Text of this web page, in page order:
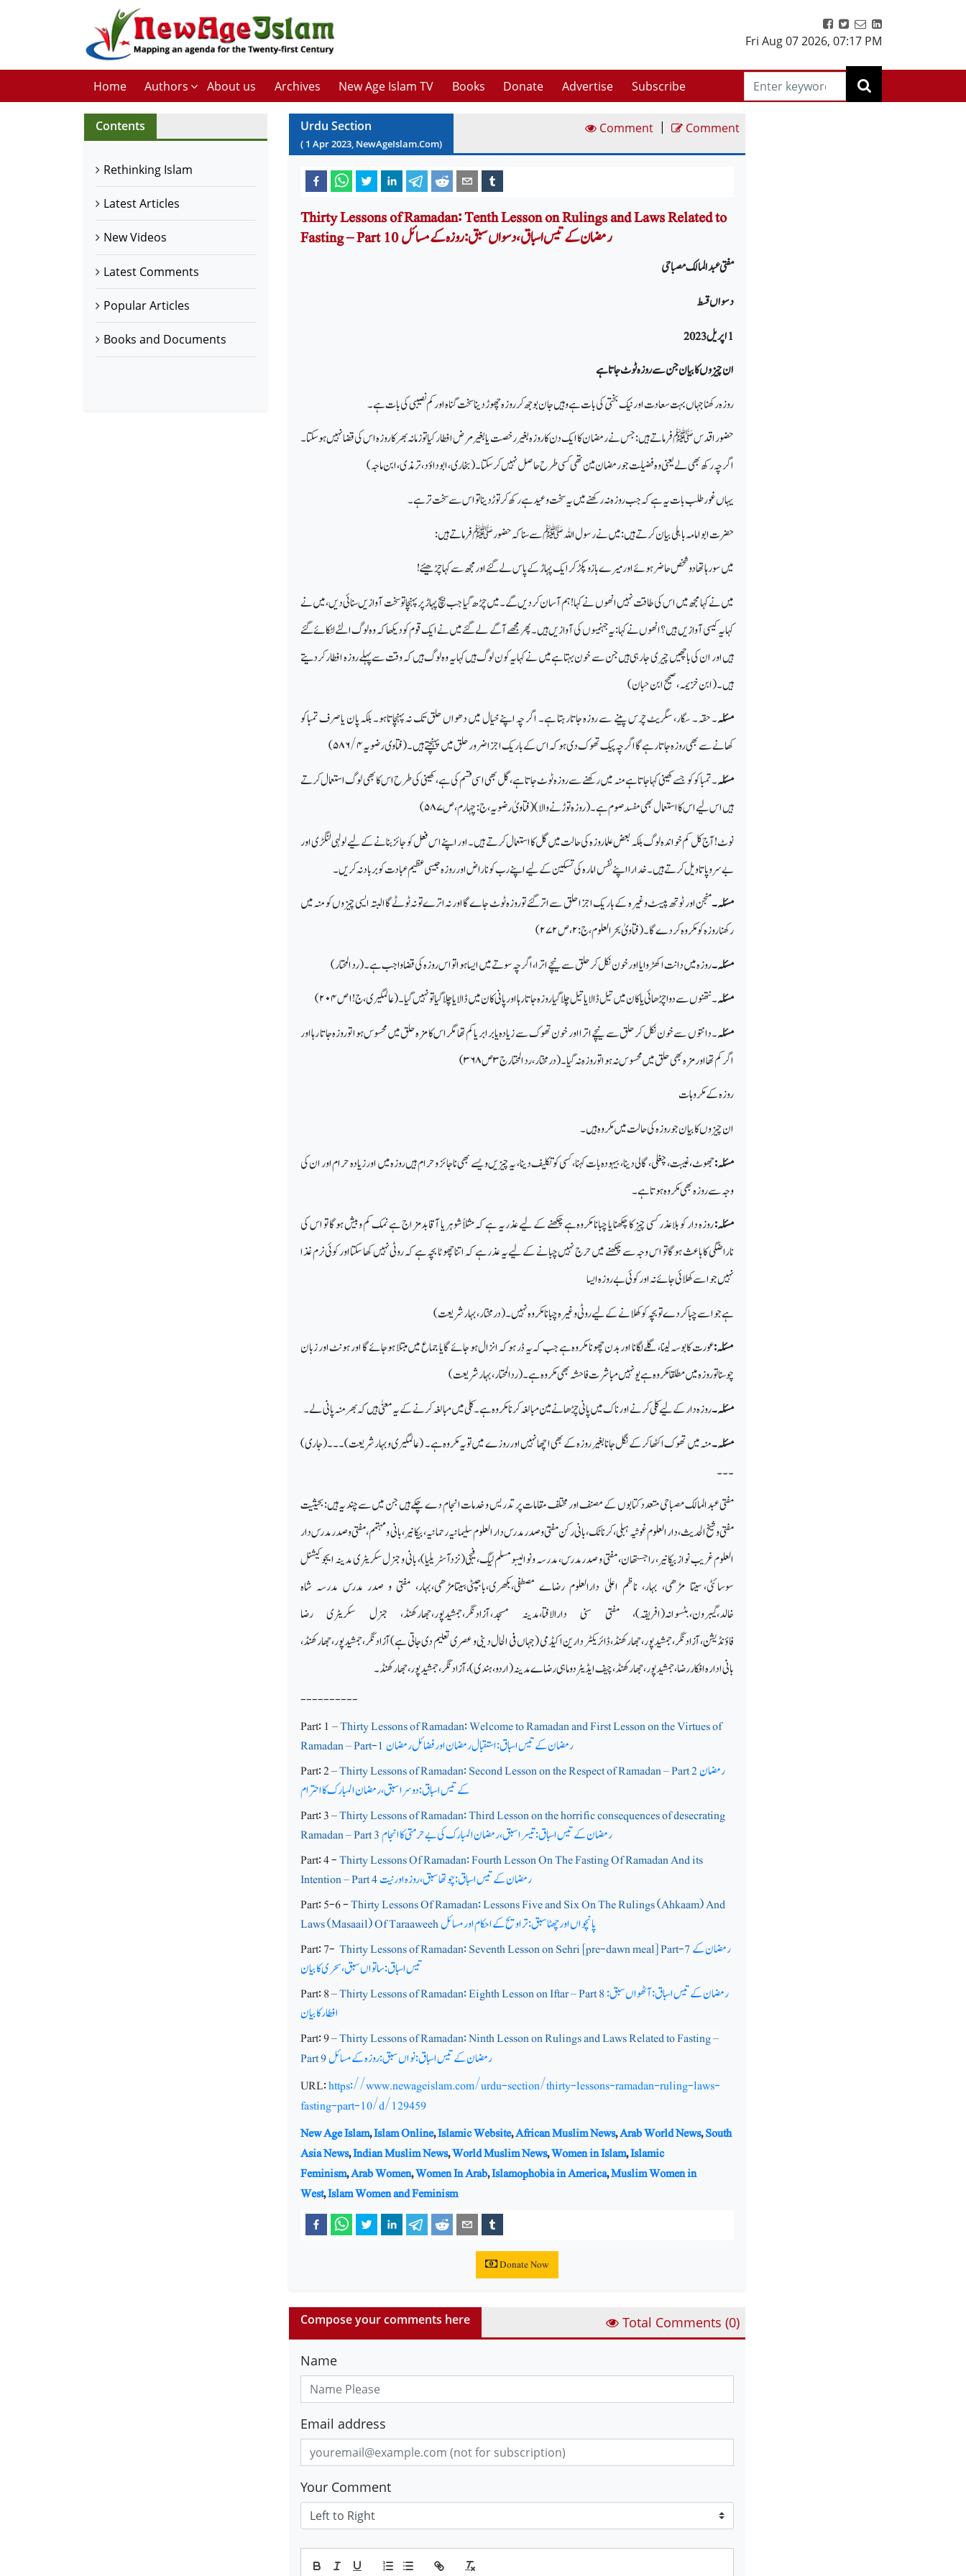
Fri Aug 07 2026, 07:17 PM
Home Authors About us Archives New Age Islam TV Books Donate Advertise Subscribe
Contents
Rethinking Islam
Latest Articles
New Videos
Latest Comments
Popular Articles
Books and Documents
Urdu Section
( 1 Apr2023, NewAgeIslam.Com)
Comment | Comment
Thirty Lessons of Ramadan: Tenth Lesson on Rulings and Laws Related to
Fasting – Part 10 رمضان کے تیس اسباق ، دسواں سبق :روزہ کے مسائل
مفتی عبد المالک مصباحی
دسواںقسط
1 اپریل 2023
ان چیزوں کا بیان جن سے روزہ ٹوٹ جاتا ہے
روزہ رکھنا جہاں بہت سعادت اور نیک بختی کی بات ہے وہیں جان بوجھ کر روزہ چھوڑ دینا سخت گناہ اور کم نصیبی کی بات ہے۔
حضور اقدس ﷺ فرماتے ہیں: جس نے رمضان کا ایک دن کا روزہ بغیر رخصت یا بغیر مرض افطار کیا تو زمانہ بھر کا روزہ اس کی قضا نہیں ہوسکتا۔
اگر چہ رکھ بھی لے یعنی وہ فضیلت جو رمضان مین تھی کسی طرح حاصل نہیں کرسکتا۔ (بخاری، ابوداؤد،ترمذی، ابن ماجہ)
یہاں غورطلب بات یہ ہے کہ جب روزہ نہ رکھنے میں یہ سخت وعید ہے رکھ کر توڑدینا تو اس سے سخت تر ہے۔
حضرت ابوامامہ باہلی بیان کرتے ہیں: میں نے رسول اللہ ﷺ سے سنا کہ حضور ﷺ فرماتے ہیں:
میں سورہاتھا دو شخص حاضر ہوئے اور میرے بازو پکڑ کر ایک پہاڑ کے پاس لے گئے اور مجھ سے کہا چڑھیئے!
میں نے کہا مجھ میں اس کی طاقت نہیں انھوں نے کہا!ہم آسان کردیں گے۔ میں چڑھ گیا جب بیچ پہاڑ پر پہنچا تو سخت آوازیں سنائی دیں،میں نے
کہا یہ کیسی آواز یں ہیں؟انھوں نے کہا:یہ جہنمیوں کی آوازیں ہیں۔ پھر مجھے آگے لے گئے میں نے ایک قوم کو دیکھا کہ وہ لوگ الٹے لٹکائے گئے
ہیں اور ان کی باچھیں چیری جارہی ہیں جن سے خون بہتا ہے میں نے کہا یہ کون لوگ ہیں کہا یہ وہ لوگ ہیں کہ وقت سے پہلے روزہ افطار کردیتے
ہیں۔ (ابن خزیمہ، صحیح ابن حبان)
مسئلہ۔ حقہ۔ سگار، سگریٹ چرس پینے سے روزہ جاتارہتا ہے۔ اگر چہ اپنے خیال میں دھواں حلق تک نہ پہنچاتاہو۔ بلکہ پان یاصرف تمباکو
کھانے سے بھی روزہ جاتارہے گا اگرچہ پیک تھوک دی ہوکہ اس کے باریک اجزا ضرور حلق میں پہنچتے ہیں۔(فتاوی رضویہ۴/ ۵۸۶)
مسئلہ۔ تمباکو کو جسے کھینی کہا جاتا ہے منہ میں رکھنے سے روزہ ٹوٹ جاتاہے، گل بھی اسی قسم کی ہے، کھینی کی طرح اس کا بھی لوگ استعمال کرتے
ہیں اس لیے اس کا استعمال بھی مفسد صوم ہے۔ (روزہ توڑنے والا) (فتاویٰ رضویہ،ج:چہارم،ص۵۸۷)
نوٹ! آج کل کم خواندہ لوگ بلکہ بعض علماروزہ کی حالت میں گل کا استعمال کرتے ہیں۔اور اپنے اس فعل کو جائز بنانے کے لیے لولہی لنگڑی اور
بے سروپاتاویل کرتے ہیں۔خدا را اپنے نفس امارہ کی تسکین کے لیے اپنے رب کو ناراض اور روزہ جیسی عظیم عبادت کو برباد نہ کریں۔
مسئلہ۔منجن اور ٹوتھ پیسٹ وغیرہ کے باریک اجزا حلق سے اتر گئے تو روزہ ٹوٹ جاے گا اور نہ اترے تو نہ ٹوٹے گا البتہ ایسی چیزوں کو منہ میں
رکھنا روزہ کو مکروہ کردے گا۔ (فتاویٰ بحرالعلوم،ج:۲،ص۲۷۲)
مسئلہ۔روزہ میں دانت اکھڑوا یا اور خون نکل کر حلق سے نیچے اتر ا، اگر چہ سوتے میں ایسا ہوا تو اس روزہ کی قضاواجب ہے۔ (رد المحتار )
مسئلہ۔ نتھنوں سے دوا چڑھائی یاکان میں تیل ڈالا یا تیل چلا گیا روزہ جاتا رہا اور پانی کان میں ڈالا یا چلاگیا تو نہیں گیا۔ (عالمگیری، ج!۱ص۲۰۴)
مسئلہ۔ دانتوں سے خون نکل کر حلق سے نیچے اترا اور خون تھوک سے زیادہ یا برابر یا کم تھا مگر اس کا مزہ حلق میں محسوس ہو ا تو روزہ جاتا رہا اور
اگرکم تھا اور مزہ بھی حلق میں محسوس نہ ہوا تو روزہ نہ گیا۔ (در مختار، رد المحتار ج۳ص۳۶۸)
روزہ کے مکروہات
ان چیزوں کا بیان جو روزہ کی حالت میں مکروہ ہیں۔
مسئلہ:جھوٹ، غیبت، چغلی، گالی دینا، بیہودہ بات کہنا، کسی کو تکلیف دینا، یہ چیزیں ویسے بھی ناجائز و حرام ہیں روزہ میں اور زیادہ حرام اور ان کی
وجہ سے روزہ بھی مکروہ ہوتا ہے۔
مسئلہ:روزہ دار کو بلا عذر کسی چیز کا چکھنا یا چبانا مکروہ ہے چکھنے کے لیے عذریہ ہے کہ مثلاً شوہر یا آقا بدمزاج ہے نمک کم و بیش ہوگا تو اس کی
ناراضگی کا باعث ہوگا تو اس وجہ سے چکھنے میں حرج نہیں چبانے کے لیے یہ عذر ہے کہ اتنا چھوٹا بچہ ہے کہ روٹی نہیں کھا سکتا اور کوئی نرم غذا
نہیں جو اسے کھلائی جائے نہ اور کو ئی بے روز ہ ایسا
ہے جو اسے چبا کر دے تو بچہ کو کھلانے کے لیے روٹی وغیرہ چبانا مکروہ نہیں۔ (درمختار، بہار شریعت)
مسئلہ:عورت کا بوسہ لینا، گلے لگانا اور بدن چھونا مکروہ ہے جب کہ یہ ڈر ہو کہ انزال ہو جائے گا یا جماع میں مبتلا ہوجائے گا اور ہونٹ اور زبان
چوسنا تو روزہ میں مطلقا مکروہ ہے یو نہیں مباشرت فاحشہ بھی مکروہ ہے۔ (ردالمحتار، بہار شریعت)
مسئلہ۔روزہ دارکے لیے کلی کرنے اور ناک میں پانی چڑھانے مین مبالغہ کرنا مکروہ ہے۔ کلی میں مبالغہ کرنے کے یہ معنیٰ ہیں کہ بھر منہ پانی لے۔
مسئلہ۔منہ میں تھوک اکٹھا کرکے نگل جانا بغیر روزہ کے بھی اچھا نہیں اور روزے میں تو یہ مکروہ ہے۔ (عالمگیری و بہارشریعت)۔۔۔(جاری)
۔۔۔
مفتی عبد المالک مصباحی متعدد کتابوں کے مصنف اور مختلف مقامات پر تدریس و خدمات انجام دے چکے ہیں جن میں سے چند یہ ہیں: بحیثیت
مفتی و شیخ الحدیث، دار العلوم غوثیہ ہبلی، کرناٹک، بانی رکن مفتی و صدر مدرس دار العلوم سلیمانیہ رحمانیہ، بیکانیر، بانی و مہتمم، مفتی و صدر مدرس دار
العلوم غریب نواز بیکانیر، راجستھان، مفتی و صدر مدرس، مدرسہ ونوا لیبومسلم لیگ، فیجی(نزدآسٹریلیا)، بانی و جنرل سکریٹری مدینہ ایجوکیشنل
سوسائٹی، سیتا مڑھی، بہار، ناظم اعلیٰ دارالعلوم رضاے مصطفی،بکھری،باجپٹی،سیتامڑھی،بہار، مفتی و صدر مدرس مدرسہ شاہ
خالد،گیبرون،بٹسوانہ(افریقہ)، مفتی سنی دارالافتا،مدینہ مسجد،آزادنگر،جمشیدپور،جھارکھنڈ، جنرل سکریٹری رضا
فاؤنڈیشن،آزادنگر،جمشیدپور،جھارکھنڈ، ڈائریکٹر دارین اکیڈمی (جہاں فی الحال دینی و عصری تعلیم دی جاتی ہے) آزادنگر،جمشیدپور،جھارکھنڈ،
بانی ادارہ افکار رضا،جمشیدپور،جھارکھنڈ، چیف ایڈیٹر دوماہی رضاے مدینہ(اردو،ہندی)،آزادنگر،جمشیدپور،جھارکھنڈ ۔
----------
Part: 1 –Thirty Lessons of Ramadan: Welcome to Ramadan and First Lesson on the Virtues of
Ramadan – Part-1 رمضان کے تیس اسباق: استقبال رمضان اور فضائل رمضان
Part: 2 –Thirty Lessons of Ramadan: Second Lesson on the Respect of Ramadan – Part 2رمضان
کے تیس اسباق: دوسرا سبق، رمضان المبارک کا احترام
Part: 3 –Thirty Lessons of Ramadan: Third Lesson on the horrific consequences of desecrating
Ramadan – Part 3رمضان کے تیس اسباق: تیسرا سبق، رمضان المبارک کی بے حرمتی کاانجام
Part: 4 -Thirty Lessons Of Ramadan: Fourth Lesson On The Fasting Of Ramadan And its
Intention – Part 4رمضان کے تیس اسباق: چوتھا سبق، روزہ اور نیت
Part: 5-6 -Thirty Lessons Of Ramadan: Lessons Five and Six On The Rulings (Ahkaam) And
Laws (Masaail) Of Taraaweehپانچواں اور چھٹا سبق: تراویح کے احکام اور مسائل
Part: 7- Thirty Lessons of Ramadan: Seventh Lesson on Sehri [pre-dawn meal] Part-7رمضان کے
تیس اسباق: ساتواں سبق، سحری کا بیان
Part: 8 –Thirty Lessons of Ramadan: Eighth Lesson on Iftar – Part 8رمضان کے تیس اسباق: آٹھواں سبق:
افطار کا بیان
Part: 9 –Thirty Lessons of Ramadan: Ninth Lesson on Rulings and Laws Related to Fasting –
Part 9رمضان کے تیس اسباق: نواں سبق: روزہ کے مسائل
URL:https://www.newageislam.com/urdu-section/thirty-lessons-ramadan-ruling-laws-
fasting-part-10/d/129459
New Age Islam,Islam Online,Islamic Website,African Muslim News,Arab World News,South
Asia News,Indian Muslim News,World Muslim News,Women in Islam,Islamic
Feminism,Arab Women,Women In Arab,Islamophobia in America,Muslim Women in
West,Islam Women and Feminism
Donate Now
Compose your comments here Total Comments (0)
Name
Email address
Your Comment